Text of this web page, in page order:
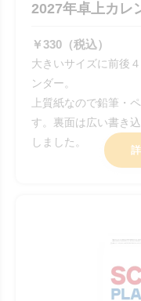
2027年卓上カ
￥330（税込）
大きいサイズに前後
ンダー。
上質紙なので鉛筆・
す。裏面は広い書き
しました。